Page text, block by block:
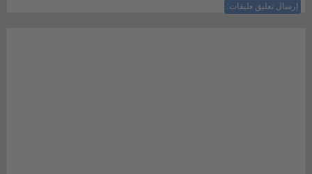
ليست هناك تعليقات:
إرسال تعليق